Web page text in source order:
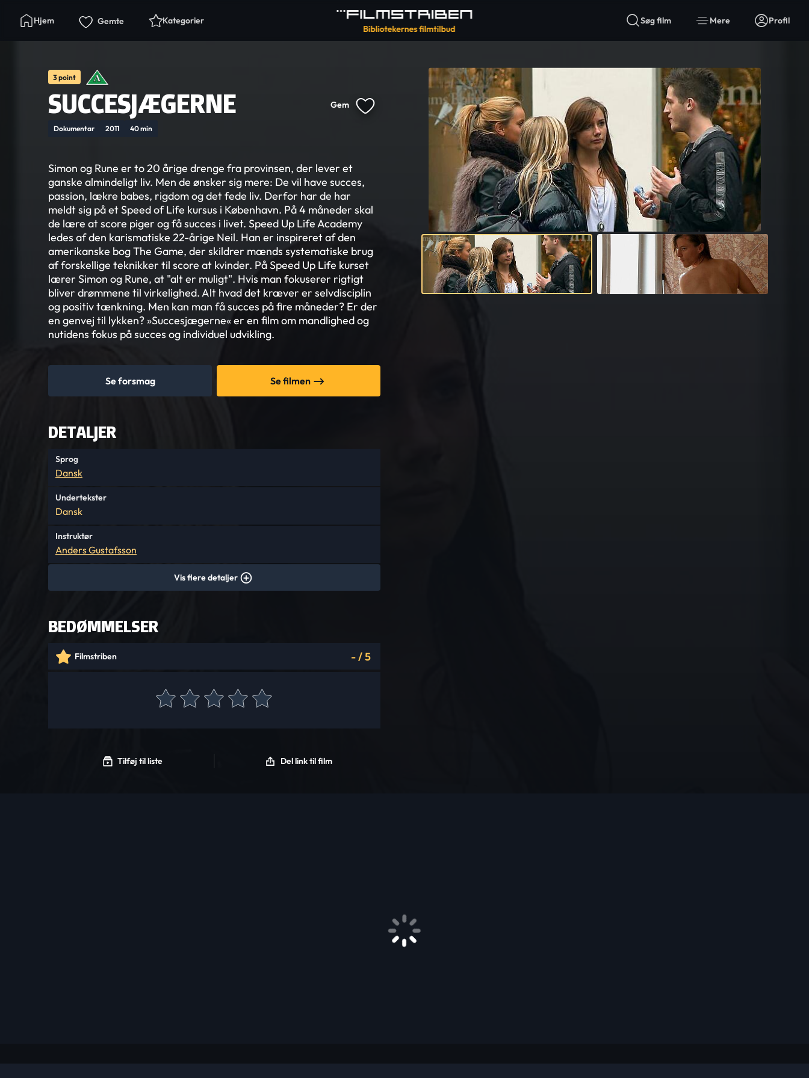
Hjem Gemte Kategorier Søg film Mere Profil
3 point
SUCCESJÆGERNE Gem
Dokumentar 2011 40 min
Simon og Rune er to 20 årige drenge fra provinsen, der lever et
ganske almindeligt liv. Men de ønsker sig mere: De vil have succes,
passion, lækre babes, rigdom og det fede liv. Derfor har de har
meldt sig på et Speed of Life kursus i København. På 4 måneder skal
de lære at score piger og få succes i livet. Speed Up Life Academy
ledes af den karismatiske 22-årige Neil. Han er inspireret af den
amerikanske bog The Game, der skildrer mænds systematiske brug
af forskellige teknikker til score at kvinder. På Speed Up Life kurset
lærer Simon og Rune, at "alt er muligt". Hvis man fokuserer rigtigt
bliver drømmene til virkelighed. Alt hvad det kræver er selvdisciplin
og positiv tænkning. Men kan man få succes på fire måneder? Er der
en genvej til lykken? »Succesjægerne« er en film om mandlighed og
nutidens fokus på succes og individuel udvikling.
Se forsmag Se filmen
DETALJER
Sprog
Dansk
Undertekster
Dansk
Instruktør
Anders Gustafsson
Vis flere detaljer
BEDØMMELSER
Filmstriben -/5
Tilføj til liste Del link til film